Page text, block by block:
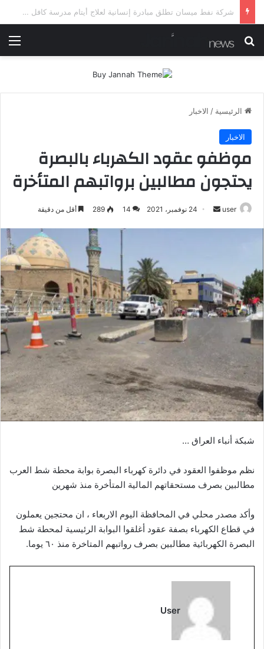
شرطة ميسان تلقي القبض على مطلقي العيارات النارية أثناء تشييع جنائزي في العمارة
بحث عن
الرئيسية / الاخبار
الاخبار
موظفو عقود الكهرباء بالبصرة
يحتجون مطالبين برواتبهم المتأخرة
user
أرسل 24 نوفمبر، 2021 14
289 أقل من دقيقة
شبكة أنباء العراق …
نظم موظفوا العقود في دائرة كهرباء البصرة بوابة محطة شط العرب
مطالبين بصرف مستحقاتهم المالية المتأخرة منذ شهرين
وأكد مصدر محلي في المحافظة اليوم الاربعاء ، ان محتجين يعملون
في قطاع الكهرباء بصفة عقود أغلقوا البوابة الرئيسية لمحطة شط
البصرة الكهربائية مطالبين بصرف رواتبهم المتاخرة منذ ٦٠ يوما.
User